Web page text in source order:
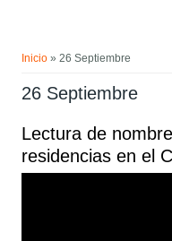
Inicio » 26 Septiembre
26 Septiembre
Lectura de
residencias en el